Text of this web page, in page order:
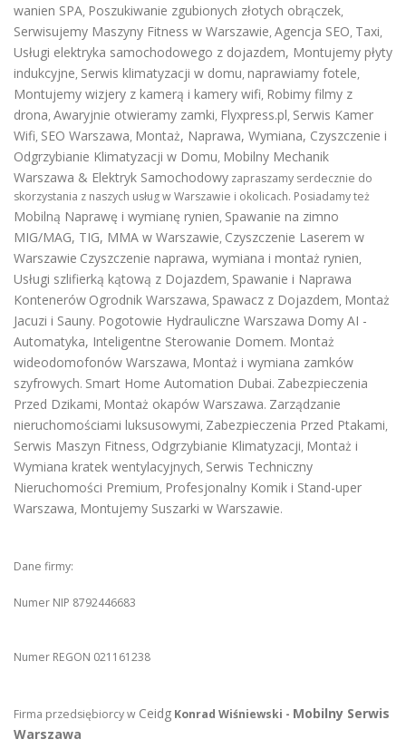
wanien SPA, Poszukiwanie zgubionych złotych obrączek,
Serwisujemy Maszyny Fitness w Warszawie, Agencja SEO, Taxi,
Usługi elektryka samochodowego z dojazdem, Montujemy płyty
indukcyjne, Serwis klimatyzacji w domu, naprawiamy fotele,
Montujemy wizjery z kamerą i kamery wifi, Robimy filmy z
drona, Awaryjnie otwieramy zamki, Flyxpress.pl, Serwis Kamer
Wifi, SEO Warszawa, Montaż, Naprawa, Wymiana, Czyszczenie i
Odgrzybianie Klimatyzacji w Domu, Mobilny Mechanik
Warszawa & Elektryk Samochodowy zapraszamy serdecznie do
skorzystania z naszych usług w Warszawie i okolicach. Posiadamy też
Mobilną Naprawę i wymianę rynien, Spawanie na zimno
MIG/MAG, TIG, MMA w Warszawie, Czyszczenie Laserem w
Warszawie Czyszczenie naprawa, wymiana i montaż rynien,
Usługi szlifierką kątową z Dojazdem, Spawanie i Naprawa
Kontenerów Ogrodnik Warszawa, Spawacz z Dojazdem, Montaż
Jacuzi i Sauny. Pogotowie Hydrauliczne Warszawa Domy AI -
Automatyka, Inteligentne Sterowanie Domem. Montaż
wideodomofonów Warszawa, Montaż i wymiana zamków
szyfrowych. Smart Home Automation Dubai. Zabezpieczenia
Przed Dzikami, Montaż okapów Warszawa. Zarządzanie
nieruchomościami luksusowymi, Zabezpieczenia Przed Ptakami,
Serwis Maszyn Fitness, Odgrzybianie Klimatyzacji, Montaż i
Wymiana kratek wentylacyjnych, Serwis Techniczny
Nieruchomości Premium, Profesjonalny Komik i Stand-uper
Warszawa, Montujemy Suszarki w Warszawie.
Dane firmy:
Numer NIP 8792446683
Numer REGON 021161238
Firma przedsiębiorcy w Ceidg Konrad Wiśniewski - Mobilny Serwis
Warszawa